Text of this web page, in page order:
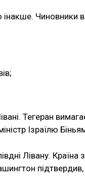
інакше. Чиновники
Тегеран
Ізраїлю
Лівану.